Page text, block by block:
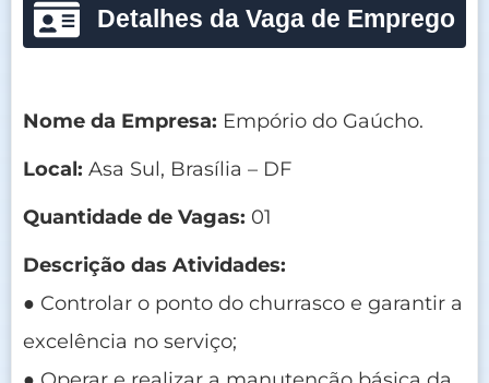
Detalhes da Vaga de Emprego
Nome da Empresa: Empório do Gaúcho.
Local: Asa Sul, Brasília – DF
Quantidade de Vagas: 01
Descrição das Atividades:
● Controlar o ponto do churrasco e garantir a
excelência no serviço;